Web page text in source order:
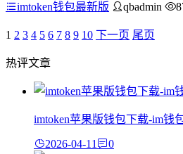
imtoken钱包最新版 qbadmin
1 2 3 4 5 6 7 8 9 10 下一页 尾页
热评文章
imtoken苹果版钱包下载-im钱
2026-04-11 0